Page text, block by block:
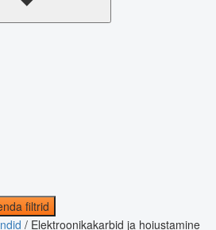
filtrid
/ Elektroonikakarbid ja hoiustamine